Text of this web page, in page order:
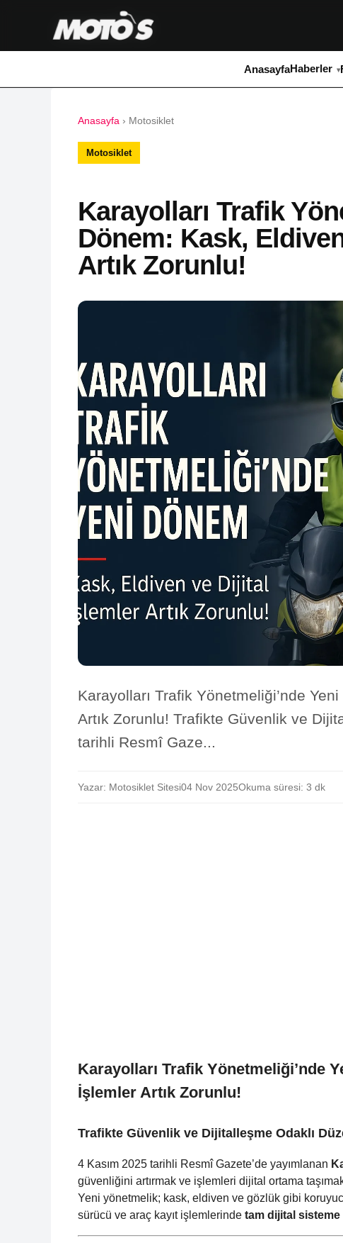
AnasayfaHaberler
Anasayfa › Motosiklet
Motosiklet
Karayolları Trafik
Dönem: Kask,
Artık Zorunlu!
Karayolları Trafik Yönetmeliği’nde
Artık Zorunlu! Trafikte Güvenlik ve
tarihli Resmî Gaze...
Yazar: Motosiklet Sitesi04 Nov 2025Okuma süresi: 3 dk
Karayolları Trafik Yönetmeliği’nde
İşlemler Artık Zorunlu!
Trafikte Güvenlik ve Dijitalleşme Odaklı
4 Kasım 2025 tarihli Resmî Gazete’de yayımlanan
güvenliğini artırmak ve işlemleri dijital ortama
Yeni yönetmelik; kask, eldiven ve gözlük gibi
sürücü ve araç kayıt işlemlerinde tam dijital